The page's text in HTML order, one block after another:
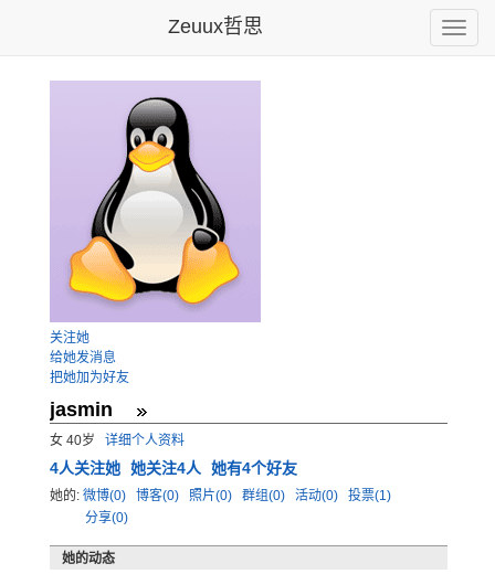
Toggle
Zeuux哲思
关注她
给她发消息
把她加为好友
jasmin
女 40岁 详细个人资料
4人关注她 她关注4人 她有4个好友
她的: 微博(0) 博客(0) 照片(0) 群组(0) 活动(0)
投票(1)
分享(0)
她的动态